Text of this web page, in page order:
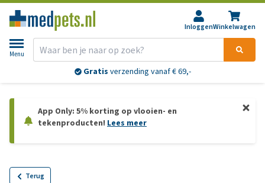
InloggenWinkelwagen
Menu
Gratis verzending vanaf € 69,-
App Only: 5% korting op vlooien- en
tekenproducten! Lees meer
Terug